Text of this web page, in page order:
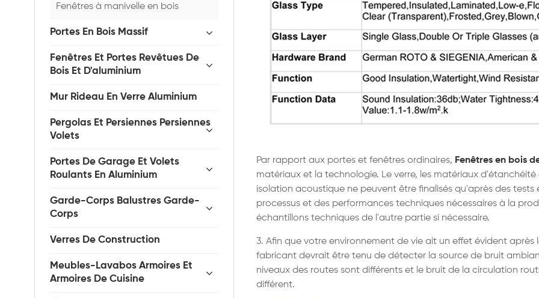
Par rapport aux portes et fenêtres ordinaires, Fenêtres en bois
matériaux et la technologie. Le verre, les matériaux
isolation acoustique ne peuvent être finalisés qu'après des
processus et des performances techniques nécessaires à la
échantillons techniques de l'autre partie si nécessaire.
3. Afin que votre environnement de vie ait un effet évident
fabricant devrait être tenu de détecter la source de bruit
niveaux des routes sont différents et le bruit de la circulation
différent.
Fenêtres à manivelle en bois
Portes En Bois Massif
Fenêtres Et Portes Revêtues De
Bois Et D'aluminium
Mur Rideau En Verre Aluminium
Pergolas Et Persiennes Persiennes
Volets
Portes De Garage Et Volets
Roulants En Aluminium
Garde-Corps Balustres Garde-
Corps
Verres De Construction
Meubles-Lavabos Armoires Et
Armoires De Cuisine